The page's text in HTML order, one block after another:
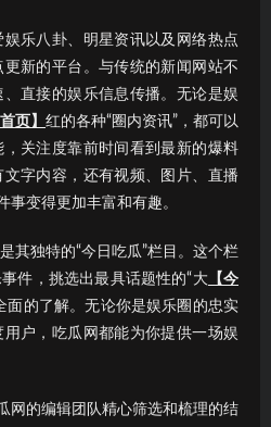
乐八卦、明星资讯以及网络热点
新的平台。与传统的新闻网站不
直接的娱乐信息传播。无论是娱
首页】 红的各种“圈内资讯”，都可以
关注度靠前时间看到最新的爆料
字内容，还有视频、图片、直播
事变得更加丰富和有趣。
其独特的“今日吃瓜”栏目。这个栏
件，挑选出最具话题性的“大【今
面的了解。无论你是娱乐圈的忠实
户，吃瓜网都能为你提供一场娱
网的编辑团队精心筛选和梳理的结